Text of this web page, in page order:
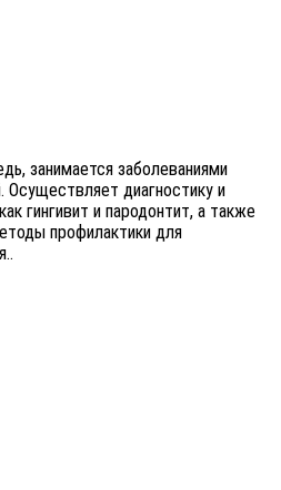
занимается заболеваниями
диагностику и
гингивит и пародонтит, а также
профилактики для